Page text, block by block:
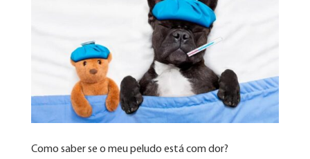
Como saber se o meu peludo está com dor?